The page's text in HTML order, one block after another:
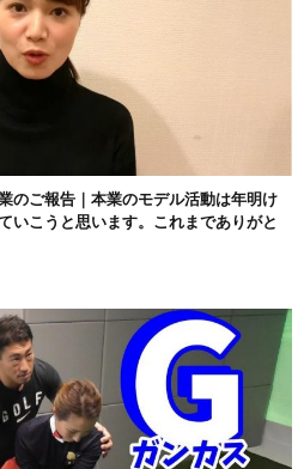
のご報告｜本業のモデル活動は年明け
いこうと思います。これまでありがと